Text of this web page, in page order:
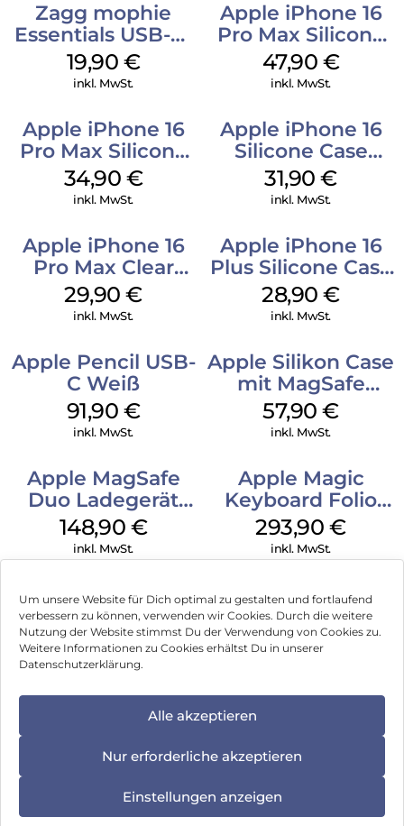
Um unsere Website für Dich optimal zu gestalten und fortlaufend
verbessern zu können, verwenden wir Cookies. Durch die weitere
Nutzung der Website stimmst Du der Verwendung von Cookies zu.
Weitere Informationen zu Cookies erhältst Du in unserer
Datenschutzerklärung.
Alle akzeptieren
Nur erforderliche akzeptieren
Einstellungen anzeigen
Zagg mophie
Essentials USB-C-
20W Charger PD
Weiß
19,90 €
inkl. MwSt.
Apple iPhone 16
Pro Max Silicone
Case MagSafe
Black
47,90 €
inkl. MwSt.
Apple iPhone 16
Pro Max Silicone
Case MagSafe
Denim
34,90 €
inkl. MwSt.
Apple iPhone 16
Silicone Case
MagSafe Fuchsia
31,90€
inkl. MwSt.
Apple iPhone 16
Pro Max Clear
Case MagSafe
Transparent
29,90€
inkl. MwSt.
Apple iPhone 16
Plus Silicone Case
MagSafe Black
28,90€
inkl. MwSt.
Apple Pencil USB-
C Weiß
91,90 €
inkl. MwSt.
Apple Silikon Case
mit MagSafe
iPhone 14 Pro
(PRODUCT)RED
57,90€
inkl. MwSt.
Apple MagSafe
Duo Ladegerät
Weiß
148,90 €
inkl. MwSt.
Apple Magic
Keyboard Folio
iPad 10.9″ (10.Gen.)
Weiß
293,90€
inkl. MwSt.
Impressum
Hinweis zur Batterieentsorgung
Newsletter
Können wir Dir behilflich sein?